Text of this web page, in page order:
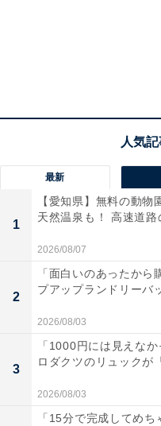
最新
1
【愛知県】無料の動
天然温泉も！ 高速道
2026/08/07
2
「面白いのあったから
プアップランドリーバ
2026/08/03
3
「1000円には見えな
ロダクツのリュックが
2026/08/03
「15分で完成してめ